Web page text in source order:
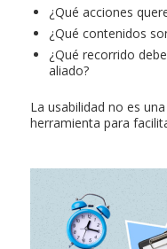
¿Qué acciones
¿Qué contenidos
¿Qué recorrido
aliado?
La usabilidad no es
herramienta para